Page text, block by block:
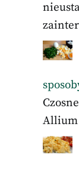
Allium